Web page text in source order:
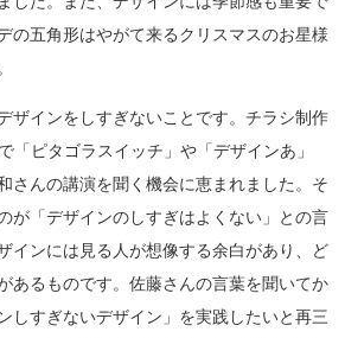
の五角形はやがて来るクリスマスのお星様
ザインをしすぎないことです。チラシ制作
「ピタゴラスイッチ」や「デザインあ」
さんの講演を聞く機会に恵まれました。そ
が「デザインのしすぎはよくない」との言
インには見る人が想像する余白があり、ど
あるものです。佐藤さんの言葉を聞いてか
しすぎないデザイン」を実践したいと再三